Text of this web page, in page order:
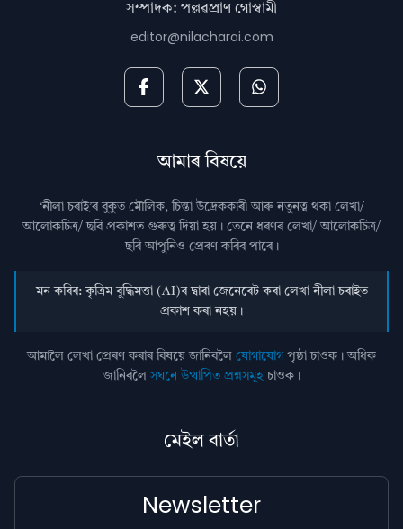
সম্পাদক: পল্লৱপ্ৰাণ গোস্বামী
editor@nilacharai.com
আমাৰ বিষয়ে
‘নীলা চৰাই’ৰ বুকুত মৌলিক, চিন্তা উদ্রেককাৰী আৰু নতুনত্ব থকা লেখা/
আলোকচিত্ৰ/ ছবি প্রকাশত গুৰুত্ব দিয়া হয়। তেনে ধৰণৰ লেখা/ আলোকচিত্ৰ/
ছবি আপুনিও প্রেৰণ কৰিব পাৰে।
মন কৰিব: কৃত্ৰিম বুদ্ধিমত্তা (AI)ৰ দ্বাৰা জেনেৰেট কৰা লেখা নীলা চৰাইত
প্ৰকাশ কৰা নহয়।
আমালৈ লেখা প্ৰেৰণ কৰাৰ বিষয়ে জানিবলৈ যোগাযোগ পৃষ্ঠা চাওক। অধিক
জানিবলৈসঘনে উত্থাপিত প্ৰশ্নসমূহচাওক।
মেইল বাৰ্তা
Newsletter